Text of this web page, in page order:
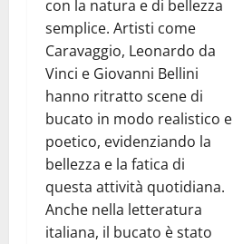
con la natura e di bellezza
semplice. Artisti come
Caravaggio, Leonardo da
Vinci e Giovanni Bellini
hanno ritratto scene di
bucato in modo realistico e
poetico, evidenziando la
bellezza e la fatica di
questa attività quotidiana.
Anche nella letteratura
italiana, il bucato è stato